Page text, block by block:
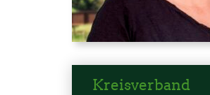
Kreisverband